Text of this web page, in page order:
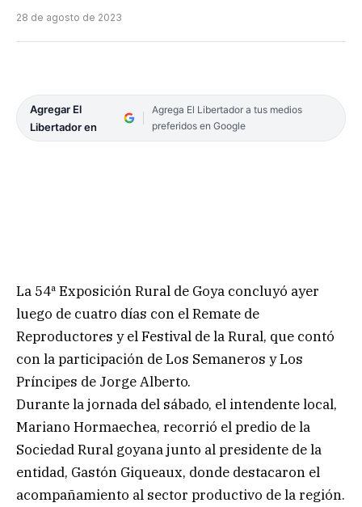
28 de agosto de 2023
Agregar El
Libertador en
Agrega El Libertador a tus medios
preferidos en Google
La 54ª Exposición Rural de Goya concluyó ayer
luego de cuatro días con el Remate de
Reproductores y el Festival de la Rural, que contó
con la participación de Los Semaneros y Los
Príncipes de Jorge Alberto.
Durante la jornada del sábado, el intendente local,
Mariano Hormaechea, recorrió el predio de la
Sociedad Rural goyana junto al presidente de la
entidad, Gastón Giqueaux, donde destacaron el
acompañamiento al sector productivo de la región.